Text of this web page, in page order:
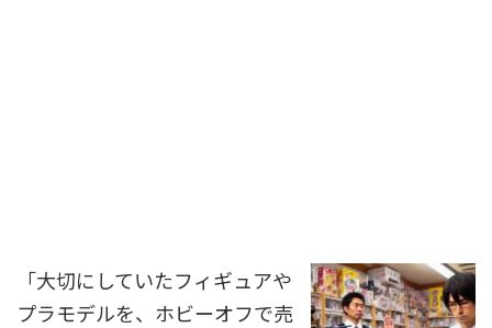
「大切にしていたフィギュアや
プラモデルを、ホビーオフで売